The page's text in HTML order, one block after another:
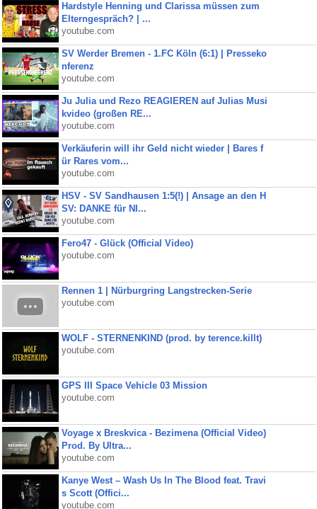
Hardstyle Henning und Clarissa müssen zum
Elterngespräch? | ...
youtube.com
SV Werder Bremen - 1.FC Köln (6:1) | Presseko
nferenz
youtube.com
Ju Julia und Rezo REAGIEREN auf Julias Musi
kvideo (großen RE...
youtube.com
Verkäuferin will ihr Geld nicht wieder | Bares f
ür Rares vom...
youtube.com
HSV - SV Sandhausen 1:5(!) | Ansage an den H
SV: DANKE für NI...
youtube.com
Fero47 - Glück (Official Video)
youtube.com
Rennen 1 | Nürburgring Langstrecken-Serie
youtube.com
WOLF - STERNENKIND (prod. by terence.killt)
youtube.com
GPS III Space Vehicle 03 Mission
youtube.com
Voyage x Breskvica - Bezimena (Official Video)
Prod. By Ultra...
youtube.com
Kanye West – Wash Us In The Blood feat. Travi
s Scott (Offici...
youtube.com